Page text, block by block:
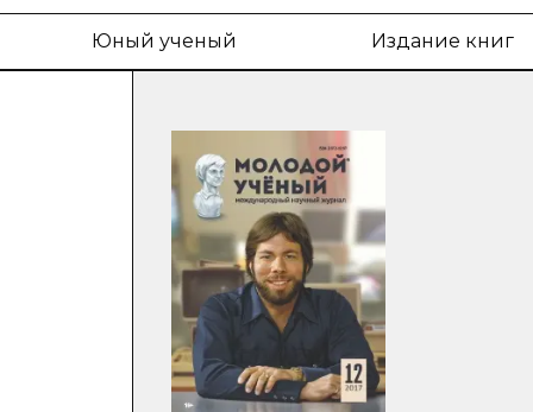
Юный ученый Издание книг